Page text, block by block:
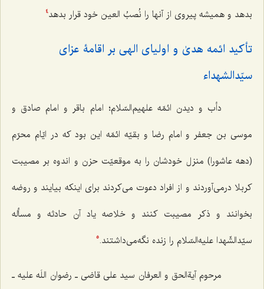
بدهد و همیشه پیروی از آنها را نُصبُ العین خود قرار بدهد4
تأکید ائمه هدیٰ و اولیای الهی بر اقامۀ عزای
سیّدالشهداء
دأب و دیدن ائمّه علهیم‌السّلام؛ امام باقر و امام صادق و
موسی بن جعفر و امام رضا و بقیّه ائمّه این بود که در ایّام محرّم
(دهه عاشورا) منزل خودشان را به موقعیّت حزن و اندوه بر مصیبت
کربلا درمی‌آوردند و از افراد دعوت می‌کردند برای اینکه بیایند و روضه
بخوانند و ذکر مصیبت کنند و خلاصه یاد آن حادثه و مسأله
سیّدالشّهدا علیه‌السّلام را زنده نگه‌می‌داشتند.5
مرحوم آیةالحق و العرفان سید علی قاضی ـ رضوان اللَه علیه ـ